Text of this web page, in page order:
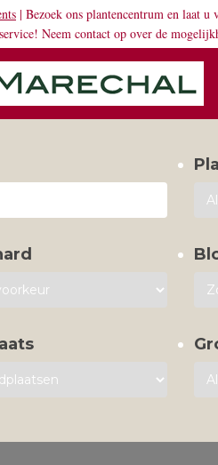
| Bezoek ons plantencentrum en laat
Neem contact op over de